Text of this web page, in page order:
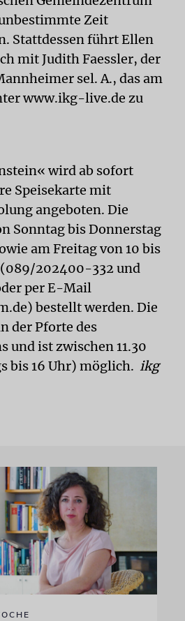
Zeit
Stattdessen führt Ellen
mit Judith Faessler, der
sel. A., das am
www.ikg-live.de zu
wird ab sofort
Speisekarte mit
angeboten. Die
Sonntag bis Donnerstag
am Freitag von 10 bis
202400-332 und
per E-Mail
bestellt werden. Die
der Pforte des
und ist zwischen 11.30
bis 16 Uhr) möglich. ikg